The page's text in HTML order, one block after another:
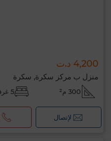
4,200 د.ت
منزل ب مركز سكرة, سكرة
300 م² 5 غرف
لإتصال